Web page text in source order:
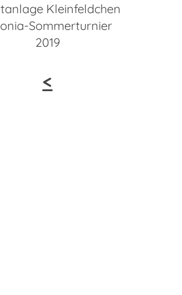
Kleinfeldchen
Sommerturnier
2019
<